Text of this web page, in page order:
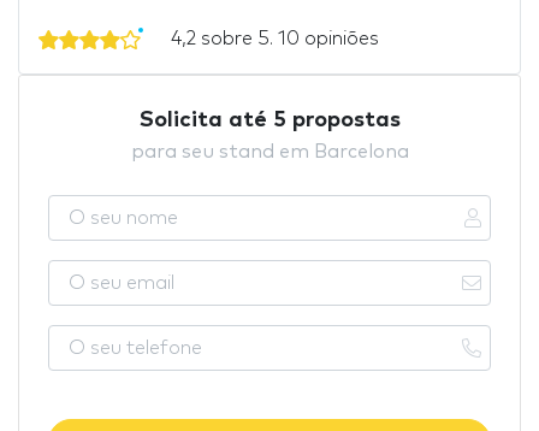
4,2 sobre 5. 10 opiniões
Solicita até 5 propostas
para seu stand em Barcelona